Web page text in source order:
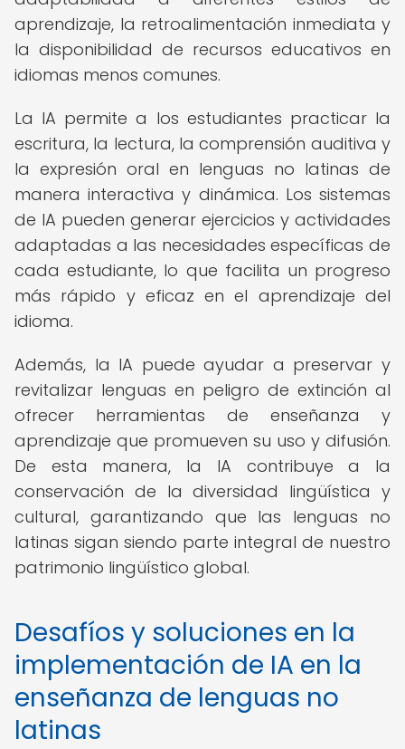
aprendizaje, la retroalimentación inmediata y
la disponibilidad de recursos educativos en
idiomas menos comunes.
La IA permite a los estudiantes practicar la
escritura, la lectura, la comprensión auditiva y
la expresión oral en lenguas no latinas de
manera interactiva y dinámica. Los sistemas
de IA pueden generar ejercicios y actividades
adaptadas a las necesidades específicas de
cada estudiante, lo que facilita un progreso
más rápido y eficaz en el aprendizaje del
idioma.
Además, la IA puede ayudar a preservar y
revitalizar lenguas en peligro de extinción al
ofrecer herramientas de enseñanza y
aprendizaje que promueven su uso y difusión.
De esta manera, la IA contribuye a la
conservación de la diversidad lingüística y
cultural, garantizando que las lenguas no
latinas sigan siendo parte integral de nuestro
patrimonio lingüístico global.
Desafíos y soluciones en la
implementación de IA en la
enseñanza de lenguas no
latinas